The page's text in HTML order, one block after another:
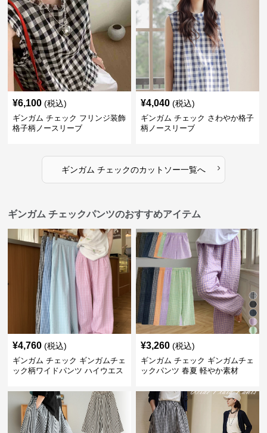
¥6,100 (税込)
ギンガム チェック フリンジ装飾
格子柄ノースリーブ
¥4,040 (税込)
ギンガム チェック さわやか格子
柄ノースリーブ
ギンガム チェックのカットソー一覧へ ›
ギンガム チェックパンツのおすすめアイテム
¥4,760 (税込)
ギンガム チェック ギンガムチェ
ック柄ワイドパンツ ハイウエス
¥3,260 (税込)
ギンガム チェック ギンガムチェ
ックパンツ 春夏 軽やか素材